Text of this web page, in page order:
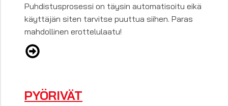
Puhdistusprosessi on täysin automatisoitu eikä
käyttäjän siten tarvitse puuttua siihen. Paras
mahdollinen erottelulaatu!
PYÖRIVÄT